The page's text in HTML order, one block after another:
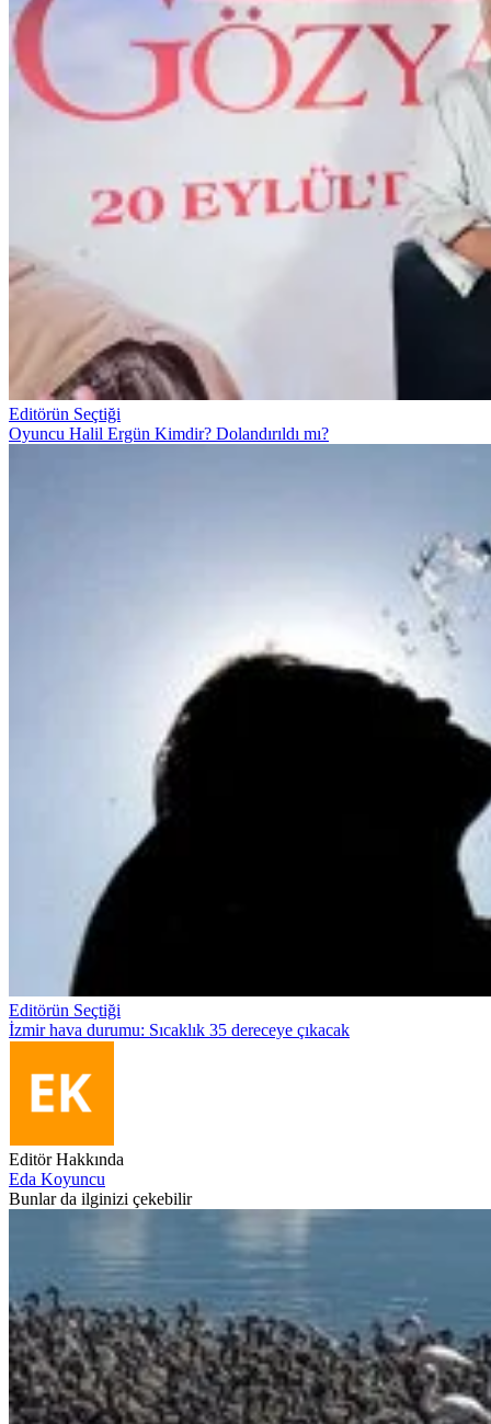
Editörün Seçtiği
Oyuncu Halil Ergün Kimdir? Dolandırıldı mı?
Editörün Seçtiği
İzmir hava durumu: Sıcaklık 35 dereceye çıkacak
Editör Hakkında
Eda Koyuncu
Bunlar da ilginizi çekebilir